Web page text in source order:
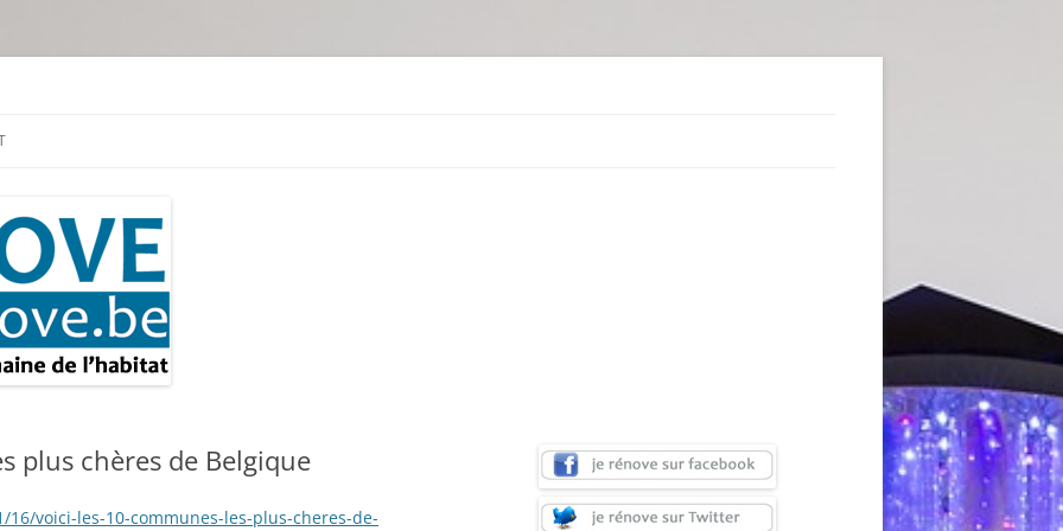
plus chères de Belgique
voici-les-10-communes-les-plus-cheres-de-